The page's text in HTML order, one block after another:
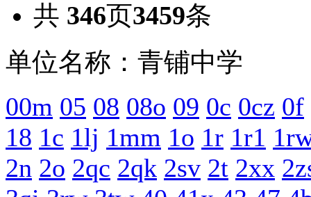
共 346页3459条
单位名称：青铺中学
00m 05 08 08o 09 0c 0cz 0f
18 1c 1lj 1mm 1o 1r 1r1
2n 2o 2qc 2qk 2sv 2t 2xx